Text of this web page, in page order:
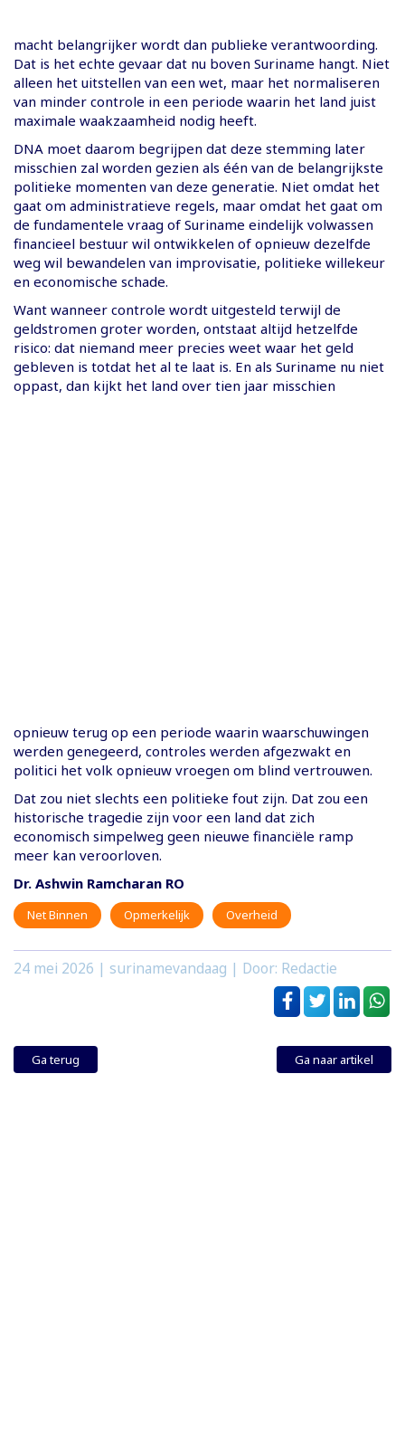
macht belangrijker wordt dan publieke verantwoording.
Dat is het echte gevaar dat nu boven Suriname hangt. Niet
alleen het uitstellen van een wet, maar het normaliseren
van minder controle in een periode waarin het land juist
maximale waakzaamheid nodig heeft.
DNA moet daarom begrijpen dat deze stemming later
misschien zal worden gezien als één van de belangrijkste
politieke momenten van deze generatie. Niet omdat het
gaat om administratieve regels, maar omdat het gaat om
de fundamentele vraag of Suriname eindelijk volwassen
financieel bestuur wil ontwikkelen of opnieuw dezelfde
weg wil bewandelen van improvisatie, politieke willekeur
en economische schade.
Want wanneer controle wordt uitgesteld terwijl de
geldstromen groter worden, ontstaat altijd hetzelfde
risico: dat niemand meer precies weet waar het geld
gebleven is totdat het al te laat is. En als Suriname nu niet
oppast, dan kijkt het land over tien jaar misschien
opnieuw terug op een periode waarin waarschuwingen
werden genegeerd, controles werden afgezwakt en
politici het volk opnieuw vroegen om blind vertrouwen.
Dat zou niet slechts een politieke fout zijn. Dat zou een
historische tragedie zijn voor een land dat zich
economisch simpelweg geen nieuwe financiële ramp
meer kan veroorloven.
Dr. Ashwin Ramcharan RO
Net Binnen Opmerkelijk Overheid
24 mei 2026 | surinamevandaag | Door: Redactie
Ga terug Ga naar artikel